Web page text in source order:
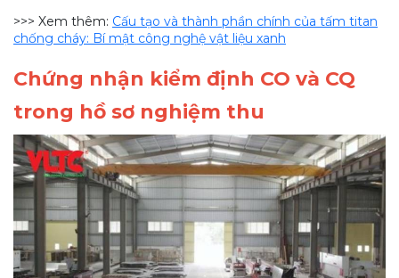
>>> Xem thêm: Cấu tạo và thành phần chính của tấm titan
chống cháy: Bí mật công nghệ vật liệu xanh
Chứng nhận kiểm định CO và CQ
trong hồ sơ nghiệm thu